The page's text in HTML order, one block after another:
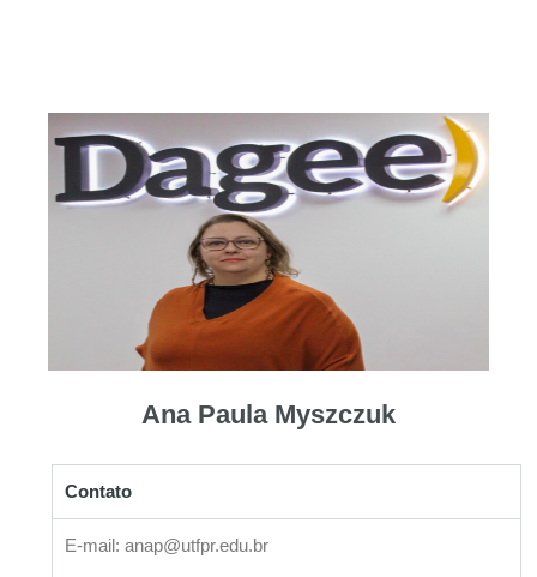
Ana Paula Myszczuk
Contato
E-mail: anap@utfpr.edu.br